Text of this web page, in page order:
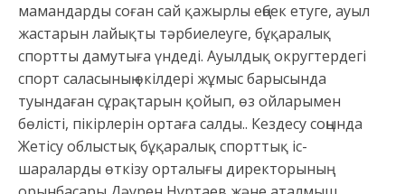
мамандарды соған сай қажырлы еңбек етуге, ауыл
жастарын лайықты тәрбиелеуге, бұқаралық
спортты дамутыға үндеді. Ауылдық округтердегі
спорт саласының өкілдері жұмыс барысында
туындаған сұрақтарын қойып, өз ойларымен
бөлісті, пікірлерін ортаға салды.. Кездесу соңында
Жетісу облыстық бұқаралық спорттық іс-
шараларды өткізу орталығы директорының